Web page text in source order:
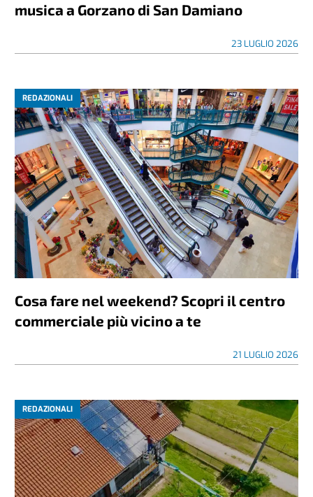
musica a Gorzano di San Damiano
23 LUGLIO 2026
REDAZIONALI
Cosa fare nel weekend? Scopri il centro
commerciale più vicino a te
21 LUGLIO 2026
REDAZIONALI